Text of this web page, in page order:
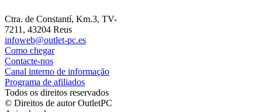
Ctra. de Constantí, Km.3, TV-
7211, 43204 Reus
infoweb@outlet-pc.es
Como chegar
Contacte-nos
Canal interno de informação
Programa de afiliados
Todos os direitos reservados
© Direitos de autor OutletPC